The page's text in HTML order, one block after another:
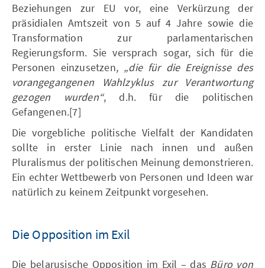
Beziehungen zur EU vor, eine Verkürzung der
präsidialen Amtszeit von 5 auf 4 Jahre sowie die
Transformation zur parlamentarischen
Regierungsform. Sie versprach sogar, sich für die
Personen einzusetzen, „die für die Ereignisse des
vorangegangenen Wahlzyklus zur Verantwortung
gezogen wurden“, d.h. für die politischen
Gefangenen.[7]
Die vorgebliche politische Vielfalt der Kandidaten
sollte in erster Linie nach innen und außen
Pluralismus der politischen Meinung demonstrieren.
Ein echter Wettbewerb von Personen und Ideen war
natürlich zu keinem Zeitpunkt vorgesehen.
Die Opposition im Exil
Die belarusische Opposition im Exil – das Büro von